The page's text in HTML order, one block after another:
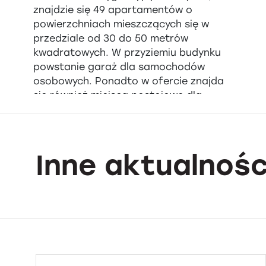
znajdzie się 49 apartamentów o
powierzchniach mieszczących się w
przedziale od 30 do 50 metrów
kwadratowych. W przyziemiu budynku
powstanie garaż dla samochodów
osobowych. Ponadto w ofercie znajda
się również miejsca postojowe dla
powierzenie nam kolejnej inwestycji do
realizacji.
Inne